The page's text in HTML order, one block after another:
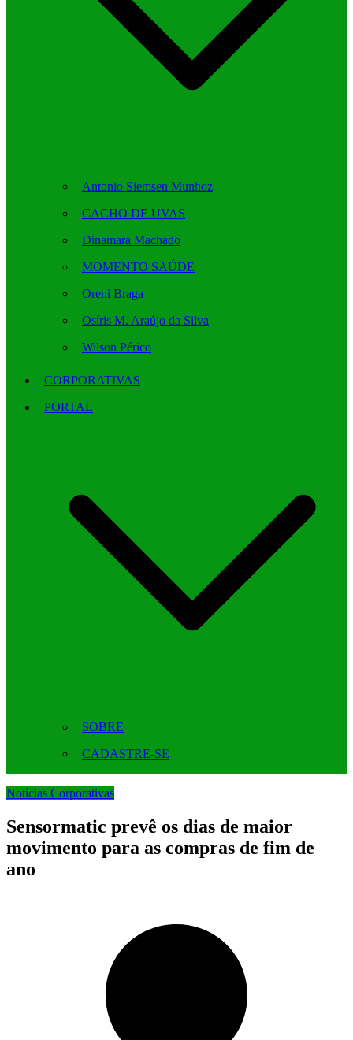
Antonio Siemsen Munhoz
CACHO DE UVAS
Dinamara Machado
MOMENTO SAÚDE
Oreni Braga
Osíris M. Araújo da Silva
Wilson Périco
CORPORATIVAS
PORTAL
SOBRE
CADASTRE-SE
Notícias Corporativas
Sensormatic prevê os dias de maior
movimento para as compras de fim de
ano